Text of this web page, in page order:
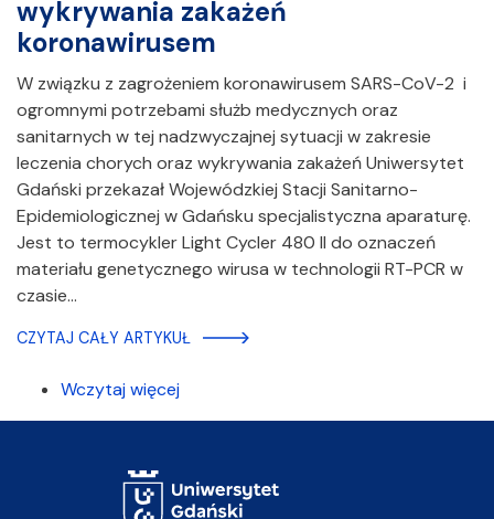
wykrywania zakażeń
koronawirusem
W związku z zagrożeniem koronawirusem SARS-CoV-2 i
ogromnymi potrzebami służb medycznych oraz
sanitarnych w tej nadzwyczajnej sytuacji w zakresie
leczenia chorych oraz wykrywania zakażeń Uniwersytet
Gdański przekazał Wojewódzkiej Stacji Sanitarno-
Epidemiologicznej w Gdańsku specjalistyczna aparaturę.
Jest to termocykler Light Cycler 480 II do oznaczeń
materiału genetycznego wirusa w technologii RT-PCR w
czasie…
CZYTAJ CAŁY ARTYKUŁ
Wczytaj więcej